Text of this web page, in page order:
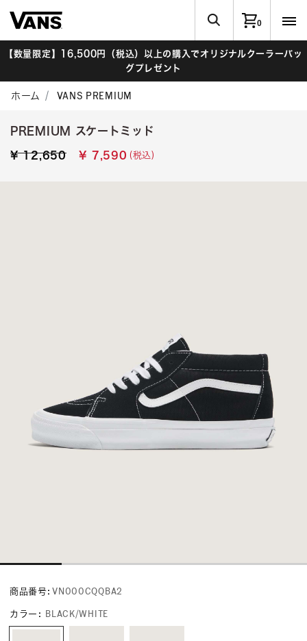
0
【数量限定】16,500円（税込）以上の購入でオリジナルクーラーバッ
グプレゼント
ホーム VANS PREMIUM
PREMIUM スケートミッド
Price reduced from
¥ 12,650to ¥ 7,590 (税込)
商品番号:VN000CQQBA2
カラー: BLACK/WHITE